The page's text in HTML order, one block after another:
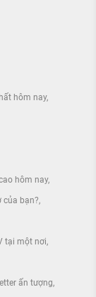
hôm nay
hôm nay
của bạn?
tại một nơi
ấn tượng